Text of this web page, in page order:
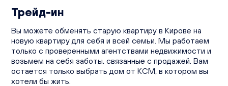
Чистые пруды
2-комнатные
4-комнатные
5-комнатные
О компании
Новости
Блог
Спецпредложения
Документы
Варианты отделки
Способы покупки
Вопрос/ответ
Трейд-ин
Вы можете обменять старую квартиру в Кирове на
новую квартиру для себя и всей семьи. Мы работаем
только с проверенными агентствами недвижимости и
возьмем на себя заботы, связанные с продажей. Вам
остается только выбрать дом от КСМ, в котором вы
хотели бы жить.